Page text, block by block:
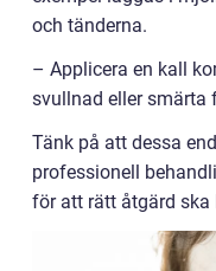
och tänderna.
– Applicera en kall
svullnad eller smärta
Tänk på att dessa
professionell
för att rätt åtgärd ska